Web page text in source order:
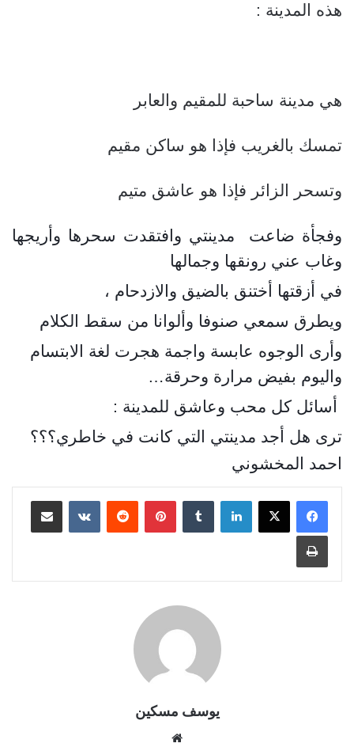
هذه المدينة :
هي مدينة ساحبة للمقيم والعابر
تمسك بالغريب فإذا هو ساكن مقيم
وتسحر الزائر فإذا هو عاشق متيم
وفجأة ضاعت مدينتي وافتقدت سحرها وأريجها
وغاب عني رونقها وجمالها
في أزقتها أختنق بالضيق والازدحام ،
ويطرق سمعي صنوفا وألوانا من سقط الكلام
وأرى الوجوه عابسة واجمة هجرت لغة الابتسام
واليوم بفيض مرارة وحرقة…
أسائل كل محب وعاشق للمدينة :
ترى هل أجد مدينتي التي كانت في خاطري؟؟؟
احمد المخشوني
لينكدإن بينتيريست مشاركة عبر البريد
طباعة
يوسف مسكين